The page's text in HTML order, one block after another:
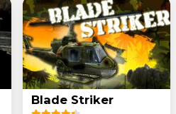
Blade Striker